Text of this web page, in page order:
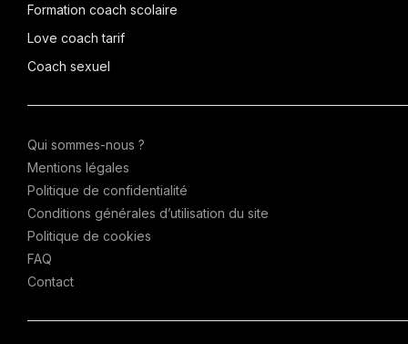
Formation coach scolaire
Love coach tarif
Coach sexuel
Qui sommes-nous ?
Mentions légales
Politique de confidentialité
Conditions générales d’utilisation du site
Politique de cookies
FAQ
Contact